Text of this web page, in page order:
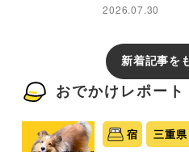
2026.07.30
新着記事を
おでかけレポート
宿 三重県